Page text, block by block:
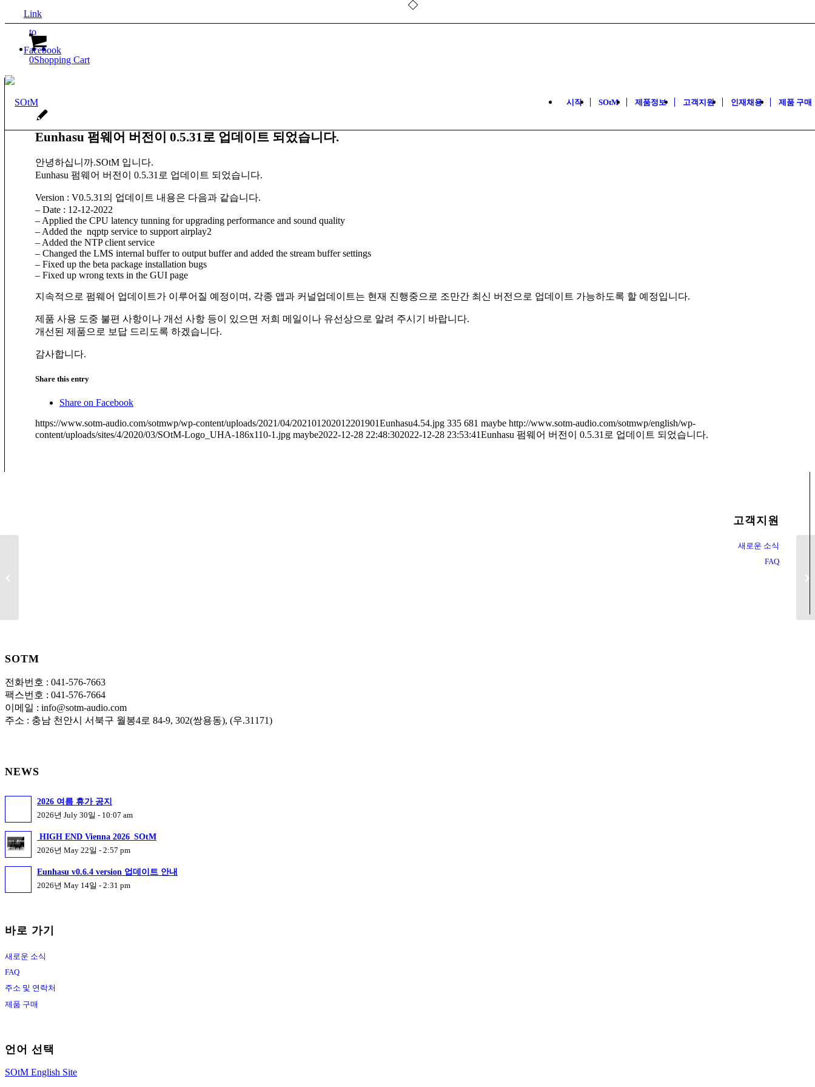
Link
to
Facebook
0Shopping Cart
시작 SOtM 제품정보 고객지원 인재채용 제품 구매
Eunhasu 펌웨어 버전이 0.5.31로 업데이트 되었습니다.
안녕하십니까.SOtM 입니다.
Eunhasu 펌웨어 버전이 0.5.31로 업데이트 되었습니다.
Version : V0.5.31의 업데이트 내용은 다음과 같습니다.
– Date : 12-12-2022
– Applied the CPU latency tunning for upgrading performance and sound quality
– Added the nqptp service to support airplay2
– Added the NTP client service
– Changed the LMS internal buffer to output buffer and added the stream buffer settings
– Fixed up the beta package installation bugs
– Fixed up wrong texts in the GUI page
지속적으로 펌웨어 업데이트가 이루어질 예정이며, 각종 앱과 커널업데이트는 현재 진행중으로 조만간 최신 버전으로 업데이트 가능하도록 할 예정입니다.
제품 사용 도중 불편 사항이나 개선 사항 등이 있으면 저희 메일이나 유선상으로 알려 주시기 바랍니다.
개선된 제품으로 보답 드리도록 하겠습니다.
감사합니다.
Share this entry
Share on Facebook
https://www.sotm-audio.com/sotmwp/wp-content/uploads/2021/04/202101202012201901Eunhasu4.54.jpg 335 681 maybe http://www.sotm-audio.com/sotmwp/english/wp-
content/uploads/sites/4/2020/03/SOtM-Logo_UHA-186x110-1.jpg maybe2022-12-28 22:48:302022-12-28 23:53:41Eunhasu 펌웨어 버전이 0.5.31로 업데이트 되었습니다.
고객지원
새로운 소식
FAQ
SOTM
전화번호 : 041-576-7663
팩스번호 : 041-576-7664
이메일 : info@sotm-audio.com
주소 : 충남 천안시 서북구 월봉4로 84-9, 302(쌍용동), (우.31171)
NEWS
2026 여름 휴가 공지
2026년 July 30일 - 10:07 am
HIGH END Vienna 2026_SOtM
2026년 May 22일 - 2:57 pm
Eunhasu v0.6.4 version 업데이트 안내
2026년 May 14일 - 2:31 pm
바로 가기
새로운 소식
FAQ
주소 및 연락처
제품 구매
언어 선택
SOtM English Site